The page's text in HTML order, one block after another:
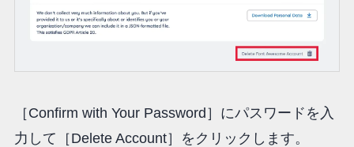
［Confirm with Your Password］にパスワードを入
力して［Delete Account］をクリックします。